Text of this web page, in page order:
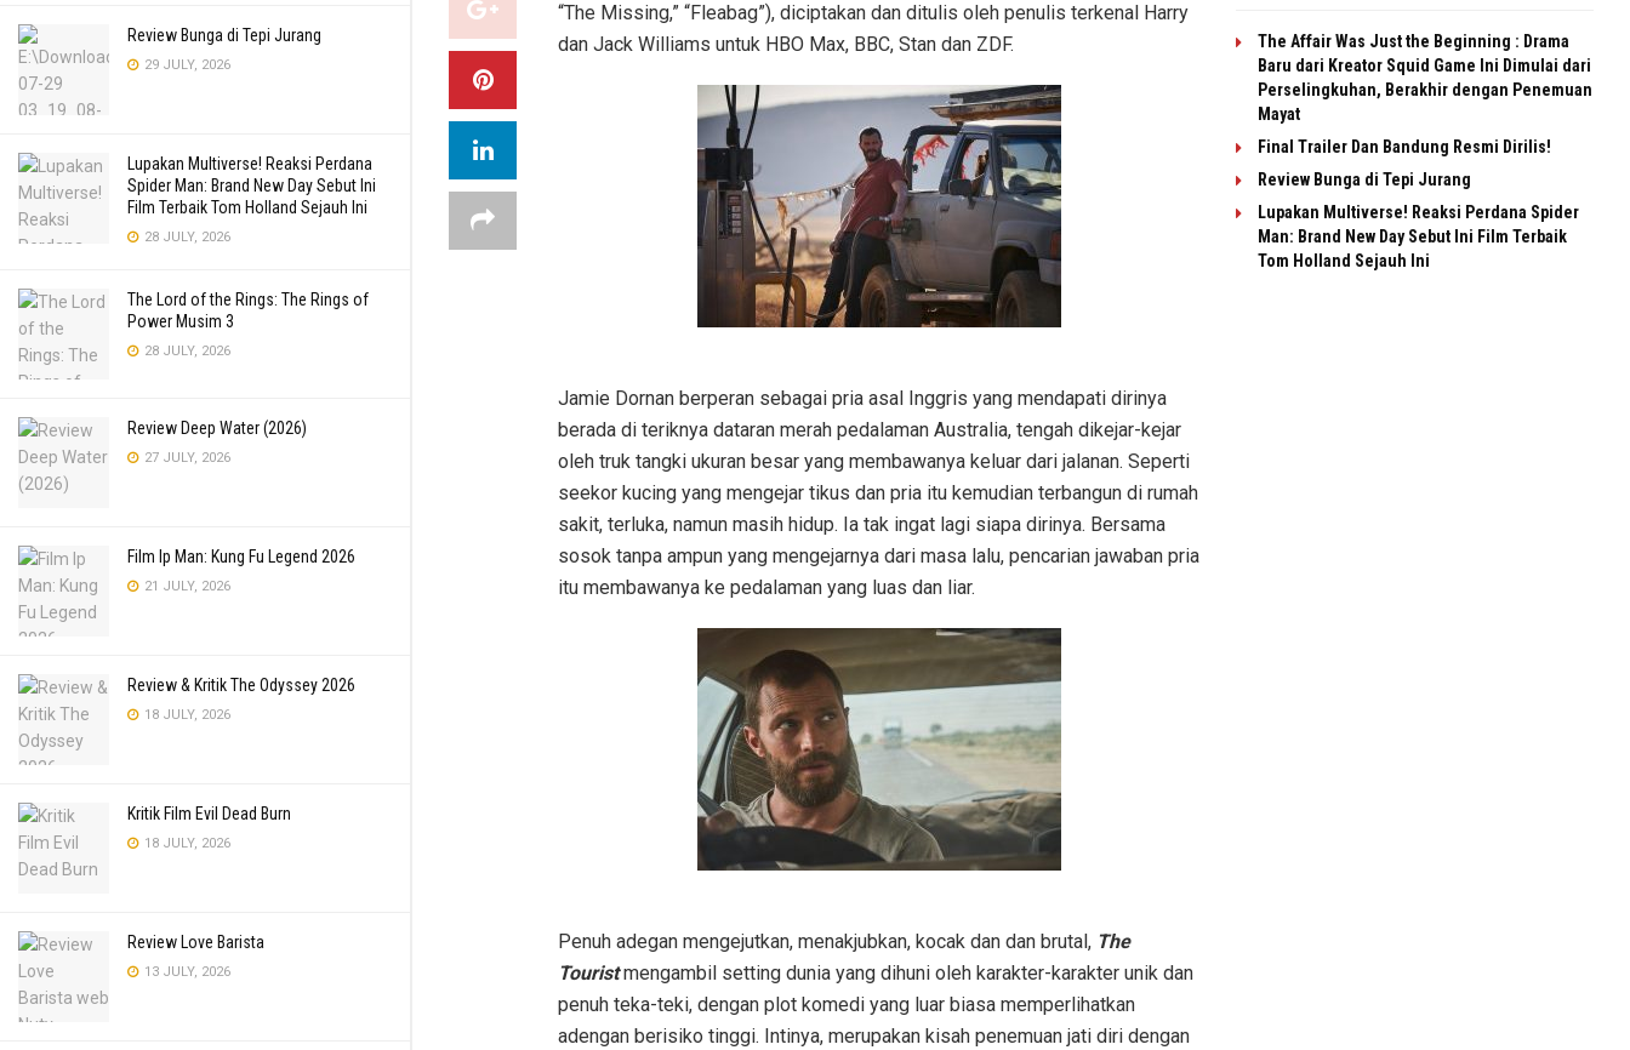
Review Bunga di Tepi Jurang
29 JULY, 2026
Lupakan Multiverse! Reaksi Perdana
Spider Man: Brand New Day Sebut Ini
Film Terbaik Tom Holland Sejauh Ini
28 JULY, 2026
The Lord of the Rings: The Rings of
Power Musim 3
28 JULY, 2026
Review Deep Water (2026)
27 JULY, 2026
Film Ip Man: Kung Fu Legend 2026
21 JULY, 2026
Review & Kritik The Odyssey 2026
18 JULY, 2026
Kritik Film Evil Dead Burn
18 JULY, 2026
Review Love Barista
13 JULY, 2026
“The Missing,” “Fleabag”), diciptakan dan ditulis oleh penulis terkenal Harry
dan Jack Williams untuk HBO Max, BBC, Stan dan ZDF.
Jamie Dornan berperan sebagai pria asal Inggris yang mendapati dirinya
berada di teriknya dataran merah pedalaman Australia, tengah dikejar-kejar
oleh truk tangki ukuran besar yang membawanya keluar dari jalanan. Seperti
seekor kucing yang mengejar tikus dan pria itu kemudian terbangun di rumah
sakit, terluka, namun masih hidup. Ia tak ingat lagi siapa dirinya. Bersama
sosok tanpa ampun yang mengejarnya dari masa lalu, pencarian jawaban pria
itu membawanya ke pedalaman yang luas dan liar.
Penuh adegan mengejutkan, menakjubkan, kocak dan dan brutal, The
Touristmengambil setting dunia yang dihuni oleh karakter-karakter unik dan
penuh teka-teki, dengan plot komedi yang luar biasa memperlihatkan
adengan berisiko tinggi. Intinya, merupakan kisah penemuan jati diri dengan
The Affair Was Just the Beginning : Drama
Baru dari Kreator Squid Game Ini Dimulai dari
Perselingkuhan, Berakhir dengan Penemuan
Mayat
Final Trailer Dan Bandung Resmi Dirilis!
Review Bunga di Tepi Jurang
Lupakan Multiverse! Reaksi Perdana Spider
Man: Brand New Day Sebut Ini Film Terbaik
Tom Holland Sejauh Ini